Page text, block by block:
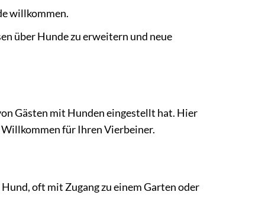
willkommen.
über Hunde zu erweitern und neue
Gästen mit Hunden eingestellt hat. Hier
für Ihren Vierbeiner.
oft mit Zugang zu einem Garten oder